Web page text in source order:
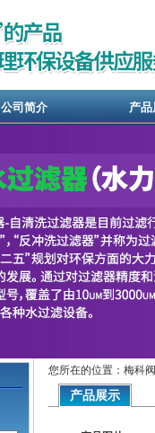
公司简介 产
您所在的位置：梅科
产品展示